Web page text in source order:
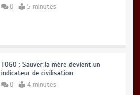
0 5 minutes
TOGO : Sauver la mère devient un
indicateur de civilisation
0 4 minutes